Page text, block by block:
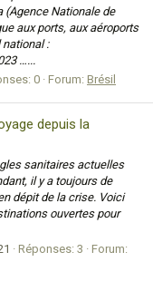
(Agence Nationale de
aux ports, aux aéroports
:
…...
0 Forum: Brésil
depuis la
sanitaires actuelles
il y a toujours de
dépit de la crise. Voici
ouvertes pour
Réponses: 3
Forum: